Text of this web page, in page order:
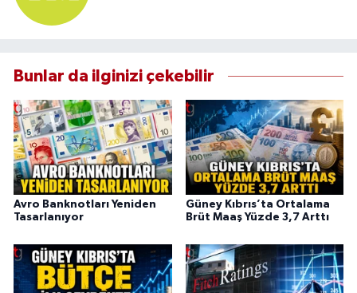
Bunlar da ilginizi çekebilir
Avro Banknotları Yeniden
Tasarlanıyor
Güney Kıbrıs’ta Ortalama
Brüt Maaş Yüzde 3,7 Arttı